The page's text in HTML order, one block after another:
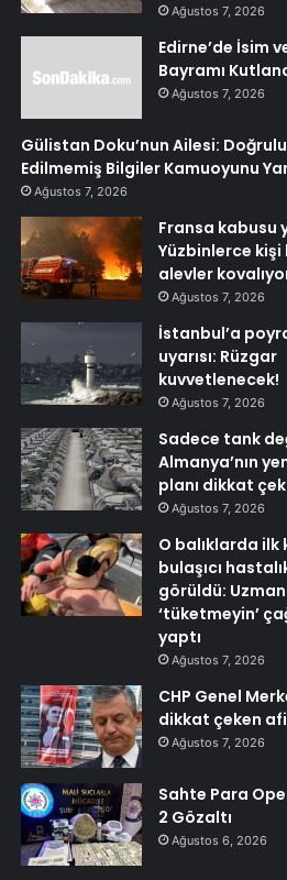
Ağustos 7, 2026
Edirne’de İsim
Bayramı
Ağustos 7, 2026
Gülistan Doku’nun Ailesi:
Edilmemiş Bilgiler Kamuoyunu
Ağustos 7, 2026
Fransa kabusu
Yüzbinlerce kişi
alevler
Ağustos 7, 2026
İstanbul’a
uyarısı: Rüzgar
kuvvetlenecek!
Ağustos 7, 2026
Sadece tank
Almanya’nın
planı dikkat
Ağustos 7, 2026
O balıklarda ilk
bulaşıcı
görüldü:
‘tüketmeyin’
yaptı
Ağustos 7, 2026
CHP Genel
dikkat çeken
Ağustos 7, 2026
Sahte Para
2 Gözaltı
Ağustos 6, 2026